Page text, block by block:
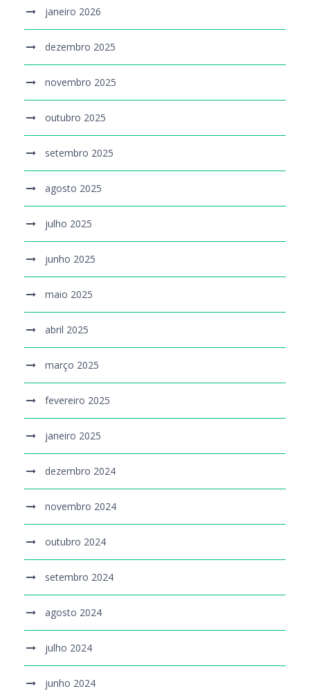
janeiro 2026
dezembro 2025
novembro 2025
outubro 2025
setembro 2025
agosto 2025
julho 2025
junho 2025
maio 2025
abril 2025
março 2025
fevereiro 2025
janeiro 2025
dezembro 2024
novembro 2024
outubro 2024
setembro 2024
agosto 2024
julho 2024
junho 2024